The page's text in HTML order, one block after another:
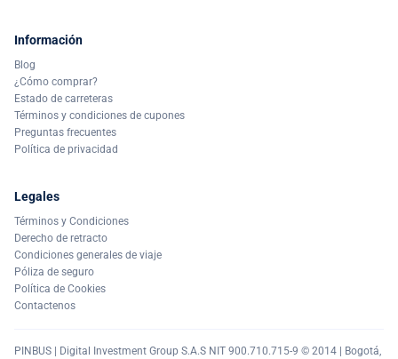
Información
Blog
¿Cómo comprar?
Estado de carreteras
Términos y condiciones de cupones
Preguntas frecuentes
Política de privacidad
Legales
Términos y Condiciones
Derecho de retracto
Condiciones generales de viaje
Póliza de seguro
Política de Cookies
Contactenos
PINBUS | Digital Investment Group S.A.S NIT 900.710.715-9 © 2014 | Bogotá,